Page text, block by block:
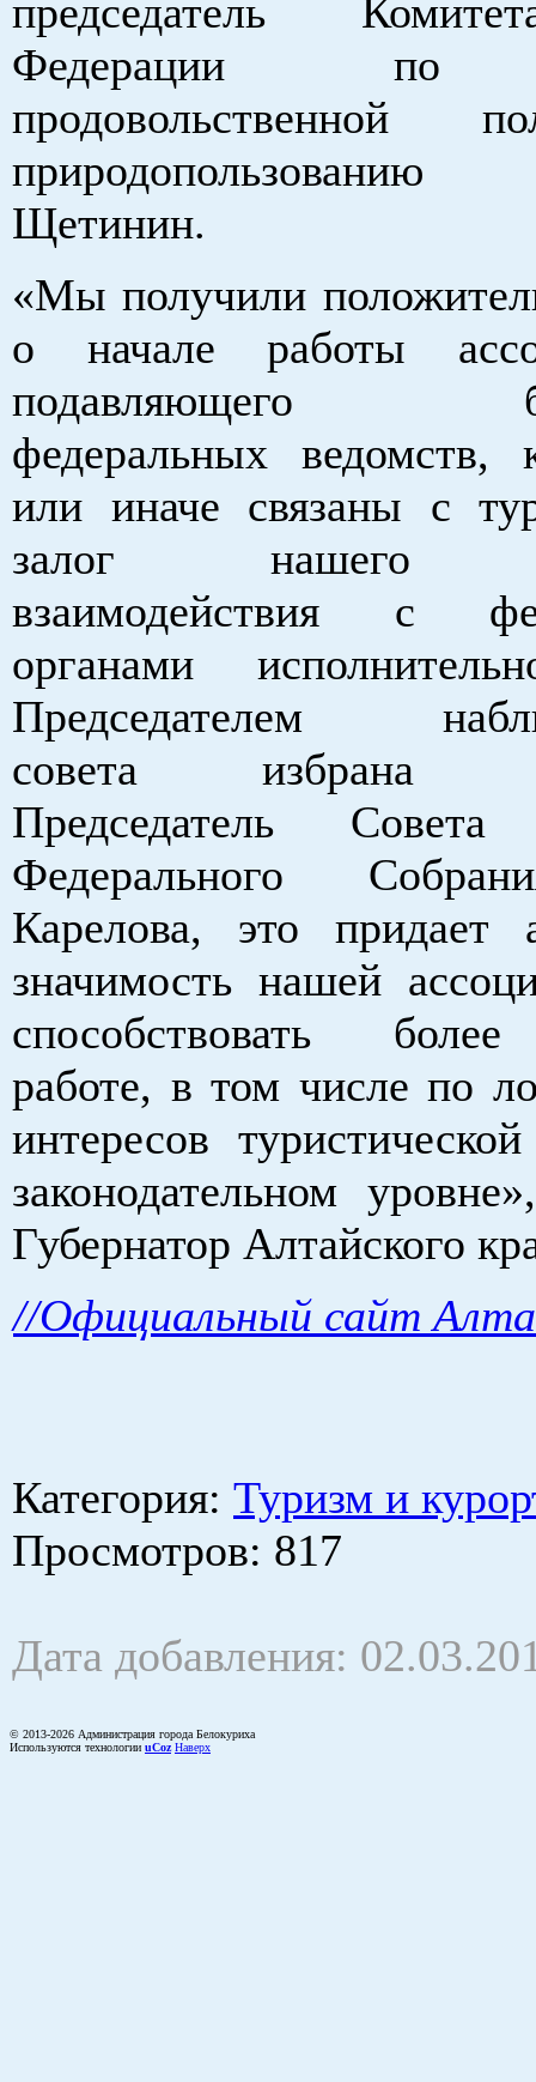
председатель
Федерации по
продовольственной
Щетинин.
«Мы получили
о начале работы
подавляющего
федеральных ведомств,
или иначе связаны с
залог нашего
взаимодействия с
органами
Председателем
совета избрана
Председатель Совета
Федерального
Карелова, это придает
значимость нашей
способствовать
работе, в том числе по
интересов
законодательном
Губернатор Алтайского
//Официальный сайт
Категория: Туризм и
Просмотров: 817
Дата добавления:
© 2013-2026 Администрация города Белокуриха
Используются технологии uCoz Наверх